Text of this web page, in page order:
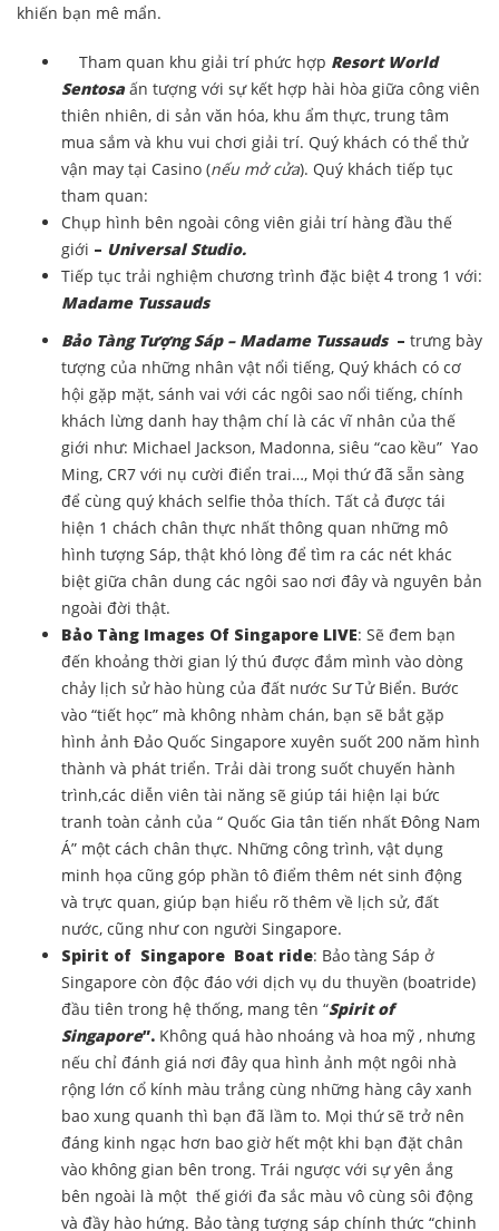
khiến bạn mê mẩn.
Tham quan khu giải trí phức hợp Resort World
Sentosaấn tượng với sự kết hợp hài hòa giữa công viên
thiên nhiên, di sản văn hóa, khu ẩm thực, trung tâm
mua sắm và khu vui chơi giải trí. Quý khách có thể thử
vận may tại Casino (nếu mở cửa). Quý khách tiếp tục
tham quan:
Chụp hình bên ngoài công viên giải trí hàng đầu thế
giới – Universal Studio.
Tiếp tục trải nghiệm chương trình đặc biệt 4 trong 1 với:
Madame Tussauds
Bảo Tàng Tượng Sáp – Madame Tussauds– trưng bày
tượng của những nhân vật nổi tiếng, Quý khách có cơ
hội gặp mặt, sánh vai với các ngôi sao nổi tiếng, chính
khách lừng danh hay thậm chí là các vĩ nhân của thế
giới như: Michael Jackson, Madonna, siêu “cao kều” Yao
Ming, CR7 với nụ cười điển trai…, Mọi thứ đã sẵn sàng
để cùng quý khách selfie thỏa thích. Tất cả được tái
hiện 1 chách chân thực nhất thông quan những mô
hình tượng Sáp, thật khó lòng để tìm ra các nét khác
biệt giữa chân dung các ngôi sao nơi đây và nguyên bản
ngoài đời thật.
Bảo Tàng Images Of Singapore LIVE: Sẽ đem bạn
đến khoảng thời gian lý thú được đắm mình vào dòng
chảy lịch sử hào hùng của đất nước Sư Tử Biển. Bước
vào “tiết học” mà không nhàm chán, bạn sẽ bắt gặp
hình ảnh Đảo Quốc Singapore xuyên suốt 200 năm hình
thành và phát triển. Trải dài trong suốt chuyến hành
trình,các diễn viên tài năng sẽ giúp tái hiện lại bức
tranh toàn cảnh của “ Quốc Gia tân tiến nhất Đông Nam
Á” một cách chân thực. Những công trình, vật dụng
minh họa cũng góp phần tô điểm thêm nét sinh động
và trực quan, giúp bạn hiểu rõ thêm về lịch sử, đất
nước, cũng như con người Singapore.
Spirit of Singapore Boat ride: Bảo tàng Sáp ở
Singapore còn độc đáo với dịch vụ du thuyền (boatride)
đầu tiên trong hệ thống, mang tên “Spirit of
Singapore”. Không quá hào nhoáng và hoa mỹ , nhưng
nếu chỉ đánh giá nơi đây qua hình ảnh một ngôi nhà
rộng lớn cổ kính màu trắng cùng những hàng cây xanh
bao xung quanh thì bạn đã lầm to. Mọi thứ sẽ trở nên
đáng kinh ngạc hơn bao giờ hết một khi bạn đặt chân
vào không gian bên trong. Trái ngược với sự yên ắng
bên ngoài là một thế giới đa sắc màu vô cùng sôi động
và đầy hào hứng. Bảo tàng tượng sáp chính thức “chinh